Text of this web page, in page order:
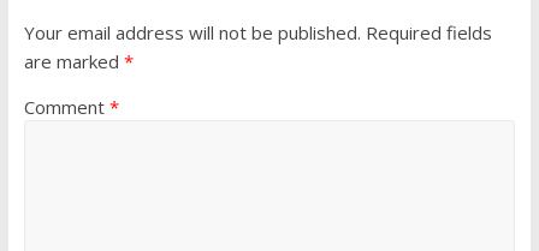
Your email address will not be published. Required fields
are marked *
Comment *